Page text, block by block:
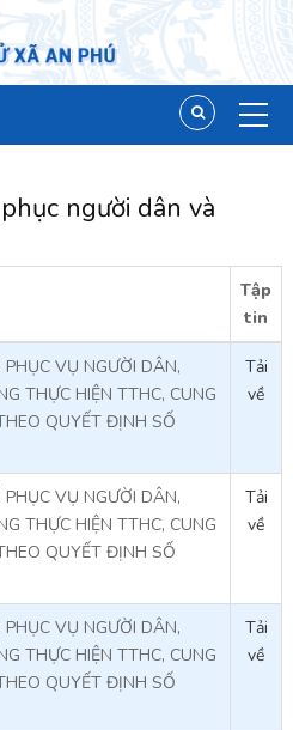
người dân và
Tập
tin
VỤ NGƯỜI DÂN,
THỰC HIỆN TTHC, CUNG
QUYẾT ĐỊNH SỐ
Tải
về
VỤ NGƯỜI DÂN,
THỰC HIỆN TTHC, CUNG
QUYẾT ĐỊNH SỐ
Tải
về
VỤ NGƯỜI DÂN,
THỰC HIỆN TTHC, CUNG
QUYẾT ĐỊNH SỐ
Tải
về